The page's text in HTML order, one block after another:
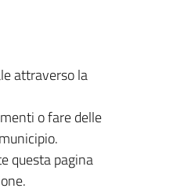
attraverso la
o fare delle
questa pagina